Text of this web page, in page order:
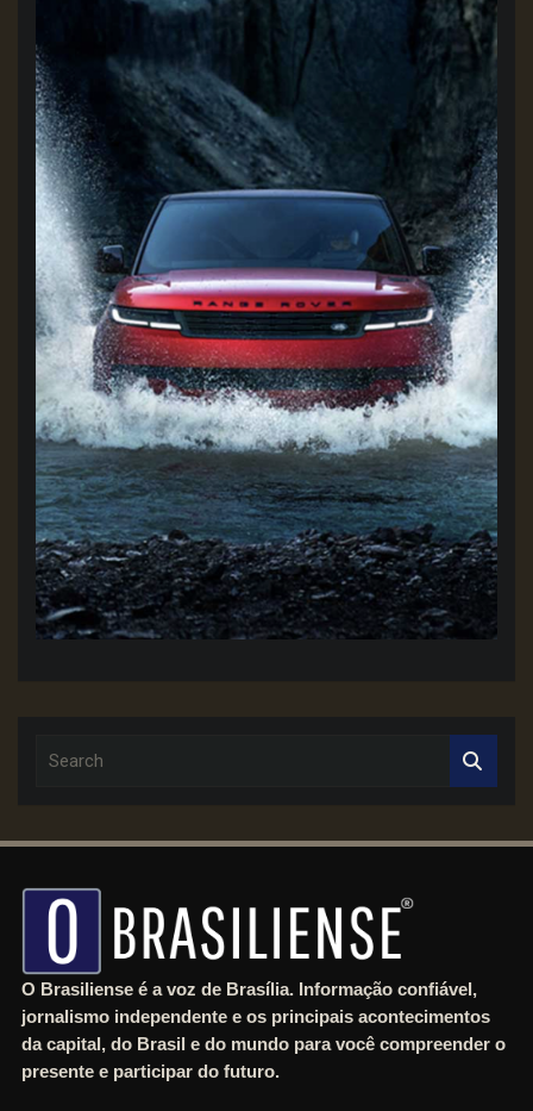
c
O Brasiliense é a voz de Brasília. Informação confiável,
jornalismo independente e os principais acontecimentos
da capital, do Brasil e do mundo para você compreender o
presente e participar do futuro.